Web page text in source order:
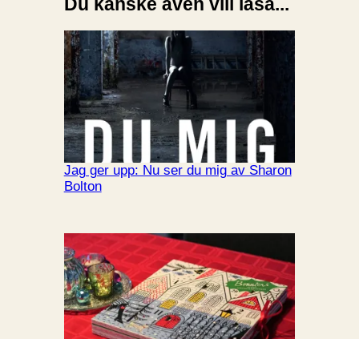
Du kanske även vill läsa...
Jag ger upp: Nu ser du mig av Sharon
Bolton